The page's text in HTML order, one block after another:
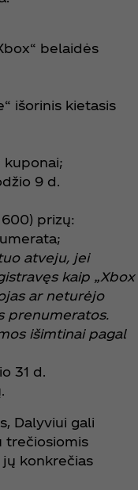
belaidės
išorinis kietasis
kuponai;
9 d.
prizų:
atveju, jei
kaip „Xbox
ar neturėjo
prenumeratos.
išimtinai pagal
31 d.
Dalyviui gali
trečiosiomis
konkrečias